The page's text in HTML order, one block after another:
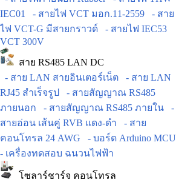
IEC01
- สายไฟ VCT มอก.11-2559
- สาย
ไฟ VCT-G มีสายกราวด์
- สายไฟ IEC53
VCT 300V
สาย RS485 LAN DC
- สาย LAN สายอินเตอร์เน็ต
- สาย LAN
RJ45 สำเร็จรูป
- สายสัญญาณ RS485
ภายนอก
- สายสัญญาณ RS485 ภายใน
-
สายอ่อน เส้นคู่ RVB แดง-ดำ
- สาย
คอนโทรล 24 AWG
- บอร์ด Arduino MCU
- เครื่องทดสอบ ฉนวนไฟฟ้า
โซลาร์ชาร์จ คอนโทรล